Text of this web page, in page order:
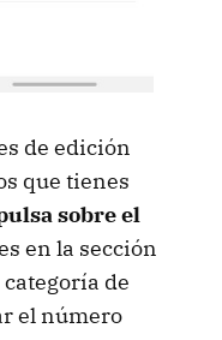
de edición
que tienes
sobre el
en la sección
de
el número